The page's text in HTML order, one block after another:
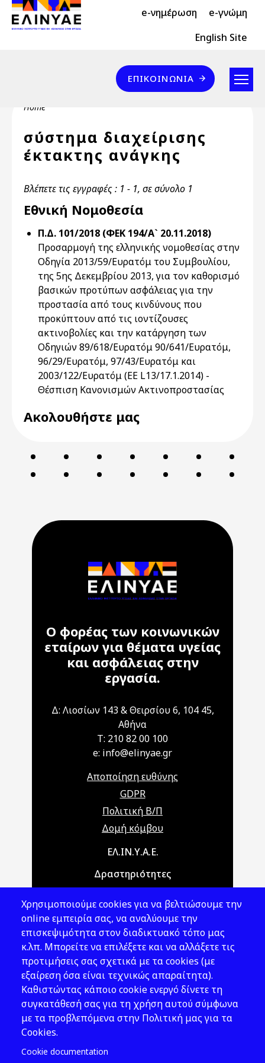
Skip to main content
Header Top 2 e-νημέρωση e-γνώμη
Header Top English Site
Επικοινωνία
ΕΠΙΚΟΙΝΩΝΊΑ
Breadcrumb
Home
σύστημα διαχείρισης
έκτακτης ανάγκης
Βλέπετε τις εγγραφές : 1 - 1, σε σύνολο 1
Εθνική Νομοθεσία
Π.Δ. 101/2018 (ΦΕΚ 194/Α` 20.11.2018)
Προσαρμογή της ελληνικής νομοθεσίας στην
Οδηγία 2013/59/Ευρατόμ του Συμβουλίου,
της 5ης Δεκεμβρίου 2013, για τον καθορισμό
βασικών προτύπων ασφάλειας για την
προστασία από τους κινδύνους που
προκύπτουν από τις ιοντίζουσες
ακτινοβολίες και την κατάργηση των
Οδηγιών 89/618/Ευρατόμ 90/641/Ευρατόμ,
96/29/Ευρατόμ, 97/43/Ευρατόμ και
2003/122/Ευρατόμ (ΕΕ L13/17.1.2014) -
Θέσπιση Κανονισμών Ακτινοπροστασίας
Ακολουθήστε μας
Ο φορέας των κοινωνικών
εταίρων για θέματα υγείας
και ασφάλειας στην
εργασία.
Δ: Λιοσίων 143 & Θειρσίου 6, 104 45,
Αθήνα
T: 210 82 00 100
e: info@elinyae.gr
Αποποίηση ευθύνης
GDPR
Πολιτική Β/Π
Δομή κόμβου
Main navigationΕΛ.ΙΝ.Υ.Α.Ε.
Δραστηριότητες
Νομοθεσία
Εκδόσεις
Νέα - Εκδηλώσεις
Ακολουθήστε μας
Χρησιμοποιούμε cookies για να βελτιώσουμε την
online εμπειρία σας, να αναλύουμε την
επισκεψιμότητα στον διαδικτυακό τόπο μας
κ.λπ. Μπορείτε να επιλέξετε και να αλλάξετε τις
προτιμήσεις σας σχετικά με τα cookies (με
εξαίρεση όσα είναι τεχνικώς απαραίτητα).
Καθιστώντας κάποιο cookie ενεργό δίνετε τη
συγκατάθεσή σας για τη χρήση αυτού σύμφωνα
με τα προβλεπόμενα στην Πολιτική μας για τα
Cookies.
Cookie documentation